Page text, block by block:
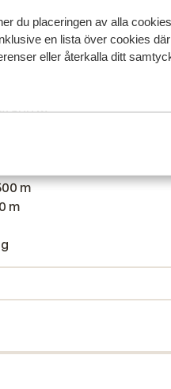
du placeringen av alla
en lista över cookies
eller återkalla ditt
500 m
350 m
m
m
m